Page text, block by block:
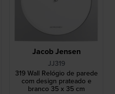
Jacob Jensen
JJ319
319 Wall Relógio de parede
com design prateado e
branco 35 x 35 cm